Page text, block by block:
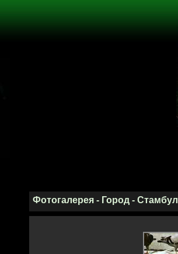
Фотогалерея - Город - Стамбул